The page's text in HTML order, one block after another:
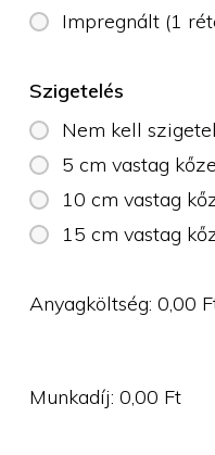
Impregnált (1
Szigetelés
Nem kell
5 cm vastag
10 cm vastag
15 cm vastag
Anyagköltség:0,00
Munkadíj:0,00 Ft